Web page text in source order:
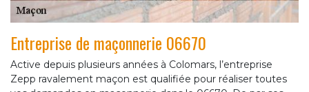
Entreprise de maçonnerie 06670
Active depuis plusieurs années à Colomars, l’entreprise
Zepp ravalement maçon est qualifiée pour réaliser toutes